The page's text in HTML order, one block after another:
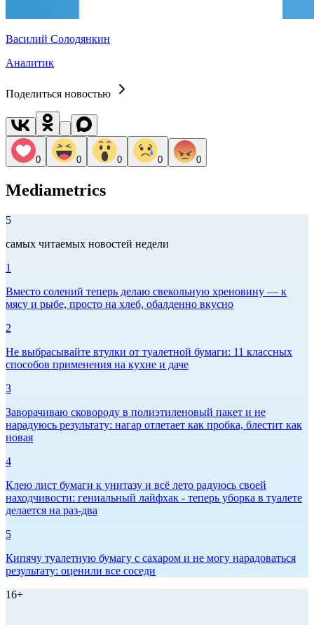
Василий Солодянкин
Аналитик
Поделиться новостью
0 0 0 0 0
Mediametrics
5
самых читаемых новостей недели
1
Вместо солений теперь делаю свекольную хреновину — к
мясу и рыбе, просто на хлеб, обалденно вкусно
2
Не выбрасывайте втулки от туалетной бумаги: 11 классных
способов применения на кухне и даче
3
Заворачиваю сковороду в полиэтиленовый пакет и не
нарадуюсь результату: нагар отлетает как пробка, блестит как
новая
4
Клею лист бумаги к унитазу и всё лето радуюсь своей
находчивости: гениальный лайфхак - теперь уборка в туалете
делается на раз-два
5
Кипячу туалетную бумагу с сахаром и не могу нарадоваться
результату: оценили все соседи
16+